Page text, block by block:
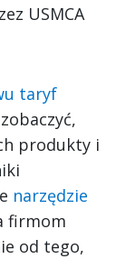
USMCA
taryf
produkty i
narzędzie
firmom
od tego,